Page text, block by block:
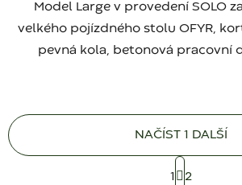
Model Large v provedení SOLO
velkého pojízdného stolu OFYR,
pevná kola, betonová pracovní
NAČÍST 1 DALŠÍ
S
t
1 2